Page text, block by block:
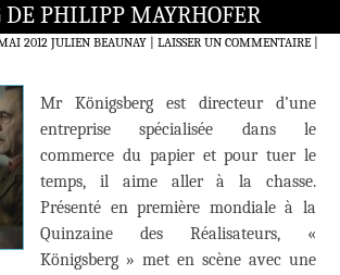
DE PHILIPP MAYRHOFER
2012 JULIEN BEAUNAY LAISSER UN COMMENTAIRE|
Mr Königsberg est directeur d’une
entreprise spécialisée dans le
commerce du papier et pour tuer le
temps, il aime aller à la chasse.
Présenté en première mondiale à la
Quinzaine des Réalisateurs, «
Königsberg » met en scène avec une